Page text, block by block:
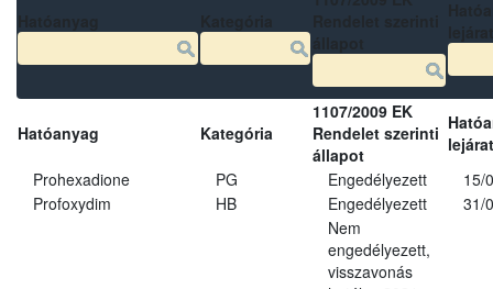
Hatóanyag Kategória
1107/2009 EK
Rendelet szerinti
állapot
Prohexadione
PG Engedélyezett
15/
Profoxydim
HB Engedélyezett 31/
Nem
engedélyezett,
visszavonás